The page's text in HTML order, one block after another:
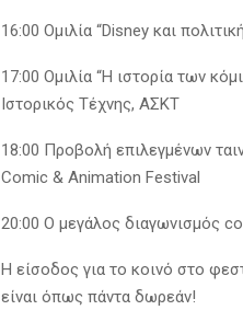
16:00 Ομιλία “Disney και
17:00 Ομιλία “Η ιστορία των
Ιστορικός Τέχνης, ΑΣΚΤ
18:00 Προβολή επιλεγμένων
Comic & Animation Festival
20:00 Ο μεγάλος διαγωνισμός
Η είσοδος για το κοινό στο
είναι όπως πάντα δωρεάν!